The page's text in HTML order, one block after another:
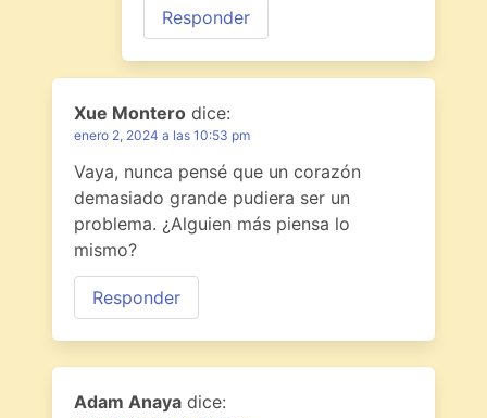
Responder
Xue Montero dice:
enero 2, 2024 a las 10:53 pm
Vaya, nunca pensé que un corazón
demasiado grande pudiera ser un
problema. ¿Alguien más piensa lo
mismo?
Responder
Adam Anaya dice: